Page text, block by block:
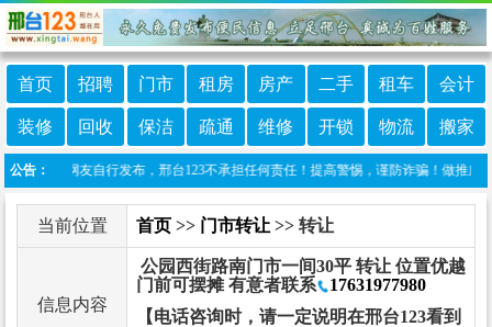
首页 招聘 门市 租房 房产 二手 租车 会计
装修 回收 保洁 疏通 维修 开锁 物流 搬家
公告：
信息由网友自行发布，邢台123不承担任何责任！提高警惕，谨防诈骗！做推广、
当前位置 首页 >> 门市转让 >> 转让
信息内容
公园西街路南门市一间30平 转让 位置优越
门前可摆摊 有意者联系
17631977980
【电话咨询时，请一定说明在邢台123看到